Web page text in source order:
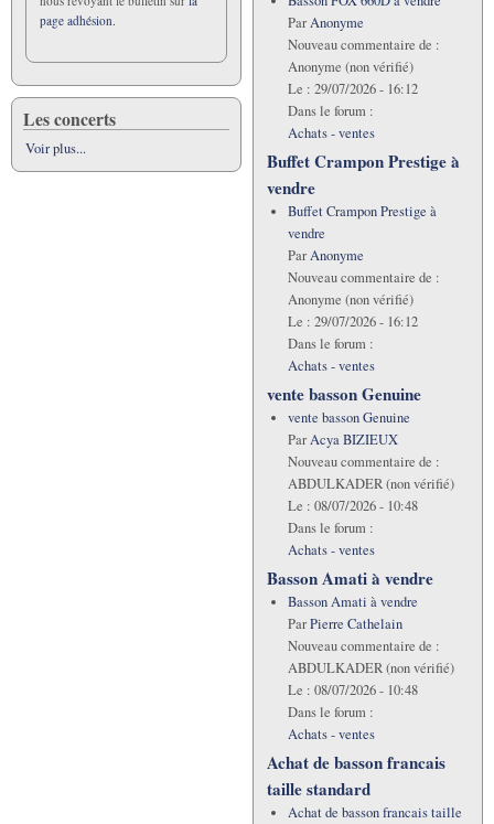
page adhésion.
Les concerts
Voir plus...
ParAnonyme
Nouveau commentaire de :
Anonyme (non vérifié)
Le : 29/07/2026 - 16:12
Dans le forum :
Achats - ventes
Buffet Crampon Prestige à
vendre
Buffet Crampon Prestige à
vendre
ParAnonyme
Nouveau commentaire de :
Anonyme (non vérifié)
Le : 29/07/2026 - 16:12
Dans le forum :
Achats - ventes
vente basson Genuine
vente basson Genuine
ParAcya BIZIEUX
Nouveau commentaire de :
ABDULKADER (non vérifié)
Le : 08/07/2026 - 10:48
Dans le forum :
Achats - ventes
Basson Amati à vendre
Basson Amati à vendre
ParPierre Cathelain
Nouveau commentaire de :
ABDULKADER (non vérifié)
Le : 08/07/2026 - 10:48
Dans le forum :
Achats - ventes
Achat de basson francais
taille standard
Achat de basson francais taille